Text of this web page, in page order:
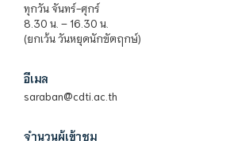
ทุกวัน จันทร์-ศุกร์
8.30 น. – 16.30 น.
(ยกเว้น วันหยุดนักขัตฤกษ์)
อีเมล
saraban@cdti.ac.th
จำนวนผู้เข้าชม